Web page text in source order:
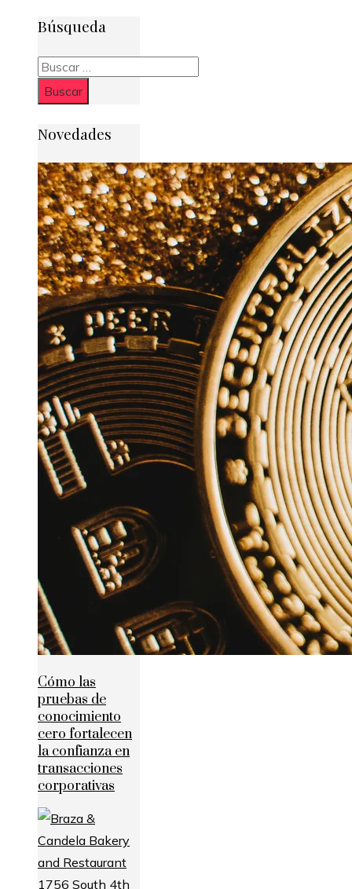
Búsqueda
Buscar:
Novedades
Cómo las
pruebas de
conocimiento
cero fortalecen
la confianza en
transacciones
corporativas